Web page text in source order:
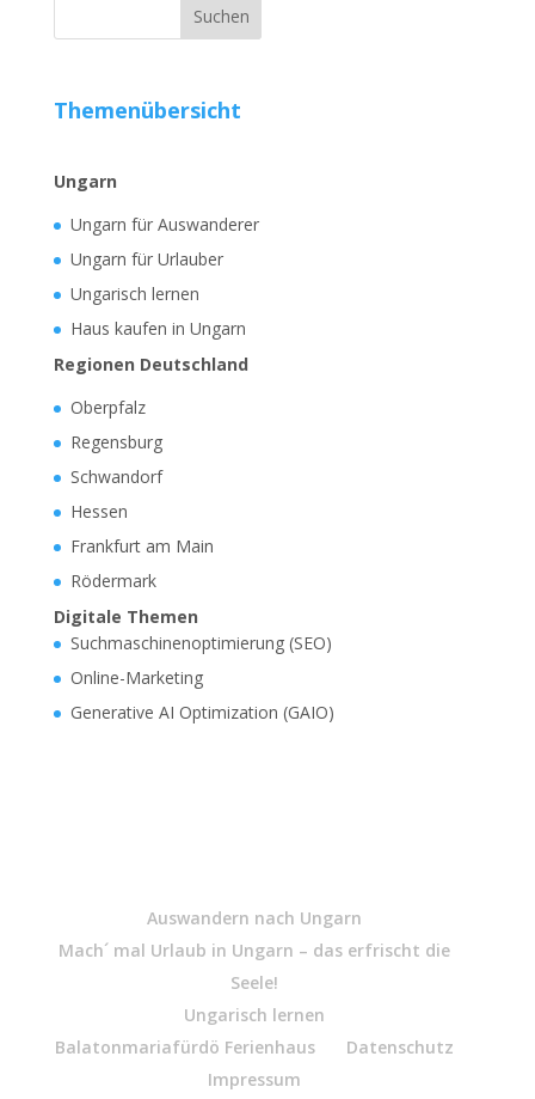
Themenübersicht
Ungarn
Ungarn für Auswanderer
Ungarn für Urlauber
Ungarisch lernen
Haus kaufen in Ungarn
Regionen Deutschland
Oberpfalz
Regensburg
Schwandorf
Hessen
Frankfurt am Main
Rödermark
Digitale Themen
Suchmaschinenoptimierung (SEO)
Online-Marketing
Generative AI Optimization (GAIO)
Auswandern nach Ungarn
Mach´ mal Urlaub in Ungarn – das erfrischt die
Seele!
Ungarisch lernen
Balatonmariafürdö Ferienhaus
Datenschutz
Impressum